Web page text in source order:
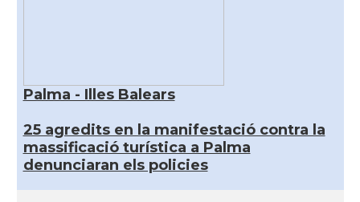
Palma - Illes Balears
25 agredits en la manifestació contra la
massificació turística a Palma
denunciaran els policies